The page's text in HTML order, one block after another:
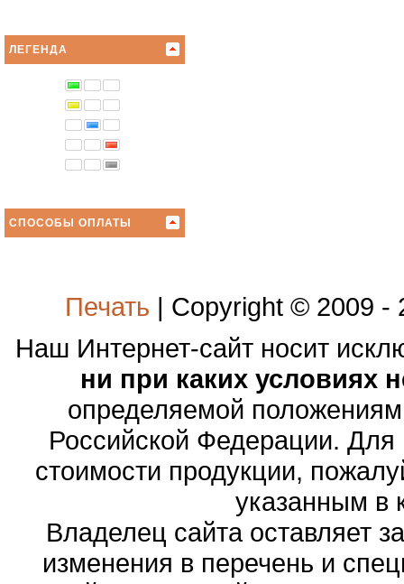
ЛЕГЕНДА
СПОСОБЫ ОПЛАТЫ
Печать | Copyright © 2009 -
Наш Интернет-сайт носит
ни при каких условиях
определяемой
Российской Федерации.
стоимости продукции,
указанным в
Владелец сайта оставляет
изменения в перечень и